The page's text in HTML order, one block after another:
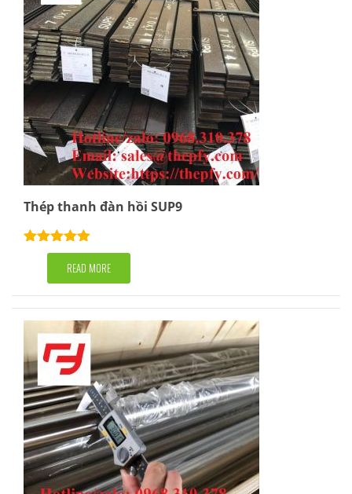
Thép thanh đàn hồi SUP9
Rated5.00
out of 5READ MORE